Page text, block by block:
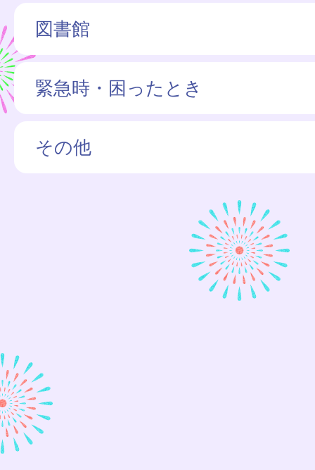
図書館
緊急時・困ったとき
その他